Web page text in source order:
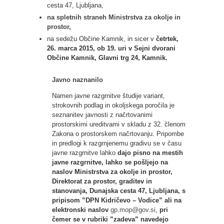
cesta 47, Ljubljana,
na spletnih straneh Ministrstva za okolje in
prostor,
na sedežu Občine Kamnik, in sicer v četrtek,
26. marca 2015, ob 19. uri v Sejni dvorani
Občine Kamnik, Glavni trg 24, Kamnik.
Javno naznanilo
Namen javne razgrnitve študije variant,
strokovnih podlag in okoljskega poročila je
seznanitev javnosti z načrtovanimi
prostorskimi ureditvami v skladu z 32. členom
Zakona o prostorskem načrtovanju. Pripombe
in predlogi k razgrnjenemu gradivu se v času
javne razgrnitve lahko dajo pisno na mestih
javne razgrnitve, lahko se pošljejo na
naslov Ministrstva za okolje in prostor,
Direktorat za prostor, graditev in
stanovanja, Dunajska cesta 47, Ljubljana, s
pripisom ”DPN Kidričevo – Vodice” ali na
elektronski naslov gp.mop@gov.si pri
čemer se v rubriki ”zadeva” navedejo